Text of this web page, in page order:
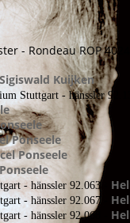
- Rondeau ROP
Sigiswald Kuijken
Stuttgart - hänssler
Ponseele
Ponseele
- hänssler 92.063 -
- hänssler 92.067 -
- hänssler 92.068 -